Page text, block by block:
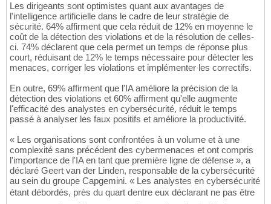
Les dirigeants sont optimistes quant aux avantages de
l'intelligence artificielle dans le cadre de leur stratégie de
sécurité. 64% affirment que cela réduit de 12% en moyenne le
coût de la détection des violations et de la résolution de celles-
ci. 74% déclarent que cela permet un temps de réponse plus
court, réduisant de 12% le temps nécessaire pour détecter les
menaces, corriger les violations et implémenter les correctifs.
En outre, 69% affirment que l'IA améliore la précision de la
détection des violations et 60% affirment qu'elle augmente
l'efficacité des analystes en cybersécurité, réduit le temps
passé à analyser les faux positifs et améliore la productivité.
« Les organisations sont confrontées à un volume et à une
complexité sans précédent des cybermenaces et ont compris
l'importance de l'IA en tant que première ligne de défense », a
déclaré Geert van der Linden, responsable de la cybersécurité
au sein du groupe Capgemini. « Les analystes en cybersécurité
étant débordés, près du quart dentre eux déclarant ne pas être